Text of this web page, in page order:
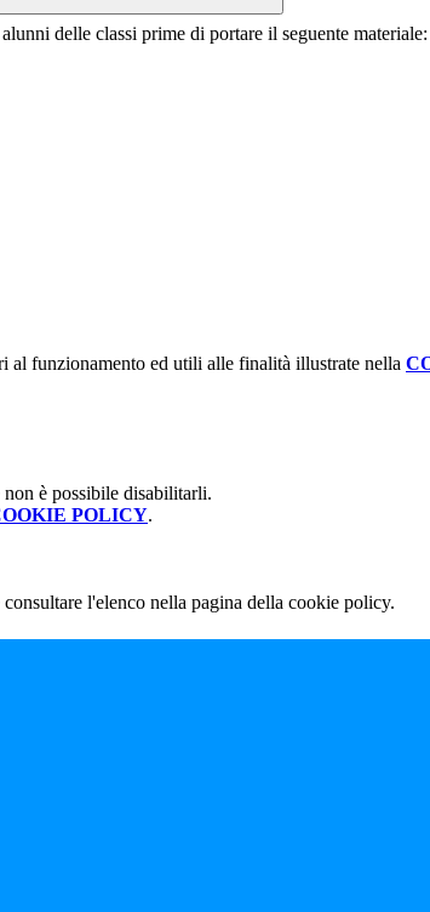
delle classi prime di portare il seguente materiale:
al funzionamento ed utili alle finalità illustrate nella
è possibile disabilitarli.
POLICY.
l'elenco nella pagina della cookie policy.